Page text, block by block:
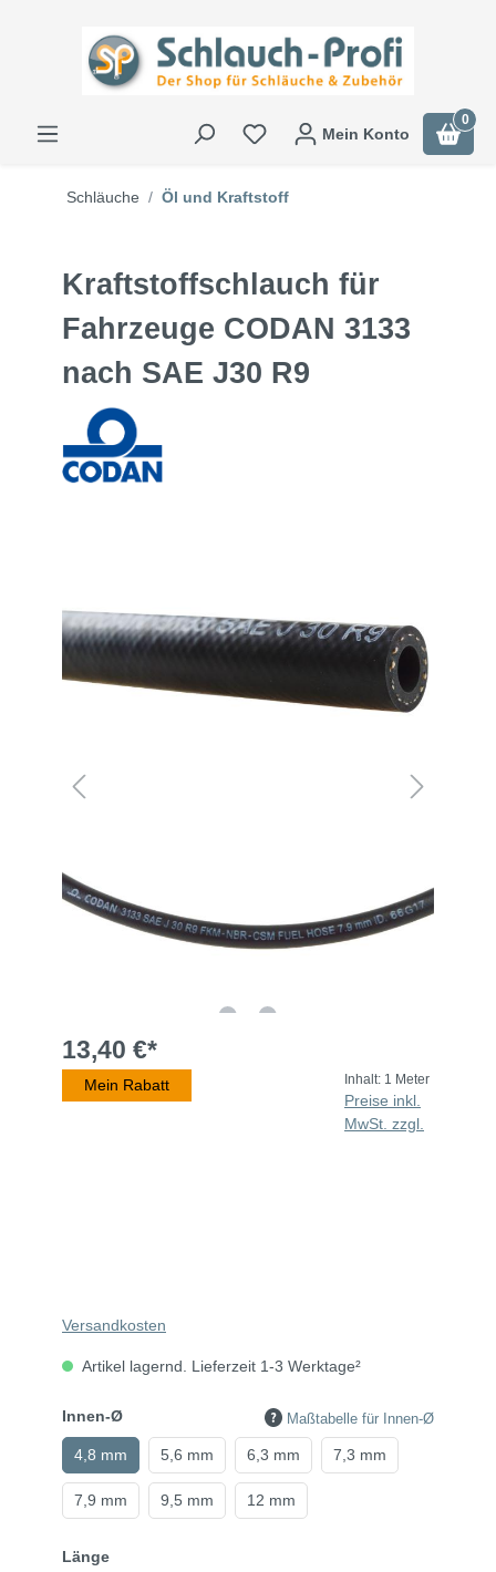
Mein Konto
0
Schläuche Öl und Kraftstoff
Kraftstoffschlauch für
Fahrzeuge CODAN 3133
nach SAE J30 R9
13,40 €*
Mein Rabatt Inhalt: 1 Meter
Preise inkl.
MwSt. zzgl.
Versandkosten
Artikel lagernd. Lieferzeit 1-3 Werktage²
Innen-Ø Maßtabelle für Innen-Ø
4,8 mm 5,6 mm 6,3 mm 7,3 mm
7,9 mm 9,5 mm 12 mm
Länge